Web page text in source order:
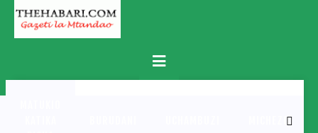
Skip
content
Primary
Menu
MICHEZO